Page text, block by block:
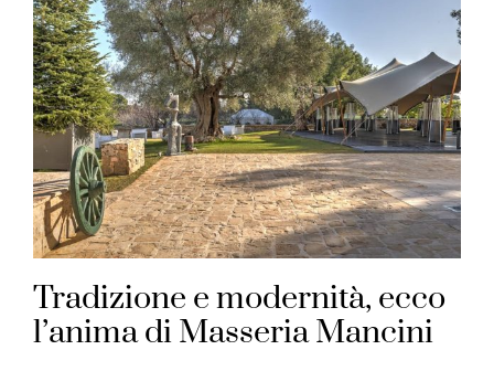
Tradizione e modernità, ecco
l’anima di Masseria Mancini